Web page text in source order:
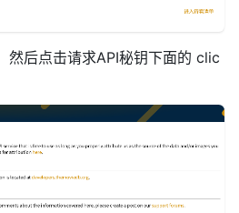
然后点击请求API秘钥下面的 clic